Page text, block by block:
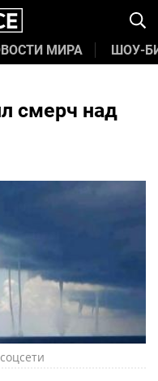
МИРА ШОУ-
смерч над